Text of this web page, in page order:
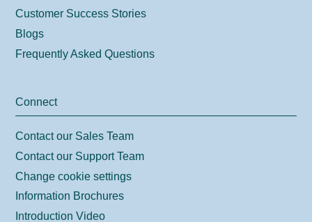
Customer Success Stories
Blogs
Frequently Asked Questions
Connect
Contact our Sales Team
Contact our Support Team
Change cookie settings
Information Brochures
Introduction Video